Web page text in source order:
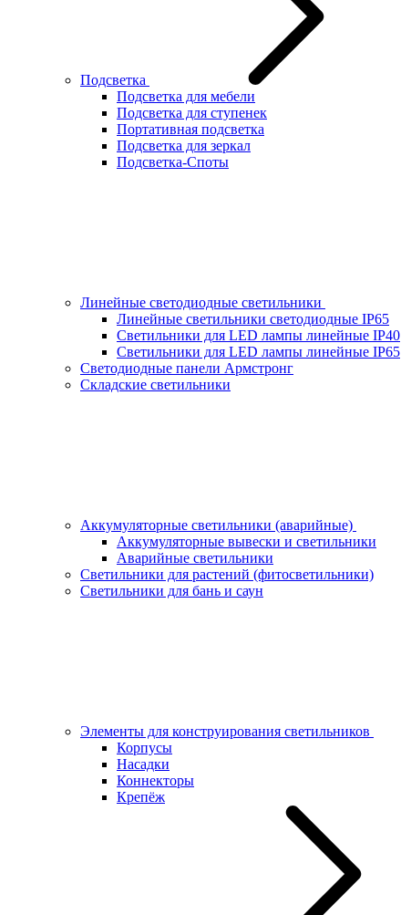
Подсветка
Подсветка для мебели
Подсветка для ступенек
Портативная подсветка
Подсветка для зеркал
Подсветка-Споты
Линейные светодиодные светильники
Линейные светильники светодиодные IP65
Светильники для LED лампы линейные IP40
Светильники для LED лампы линейные IP65
Светодиодные панели Армстронг
Складские светильники
Аккумуляторные светильники (аварийные)
Аккумуляторные вывески и светильники
Аварийные светильники
Светильники для растений (фитосветильники)
Светильники для бань и саун
Элементы для конструирования светильников
Корпусы
Насадки
Коннекторы
Крепёж